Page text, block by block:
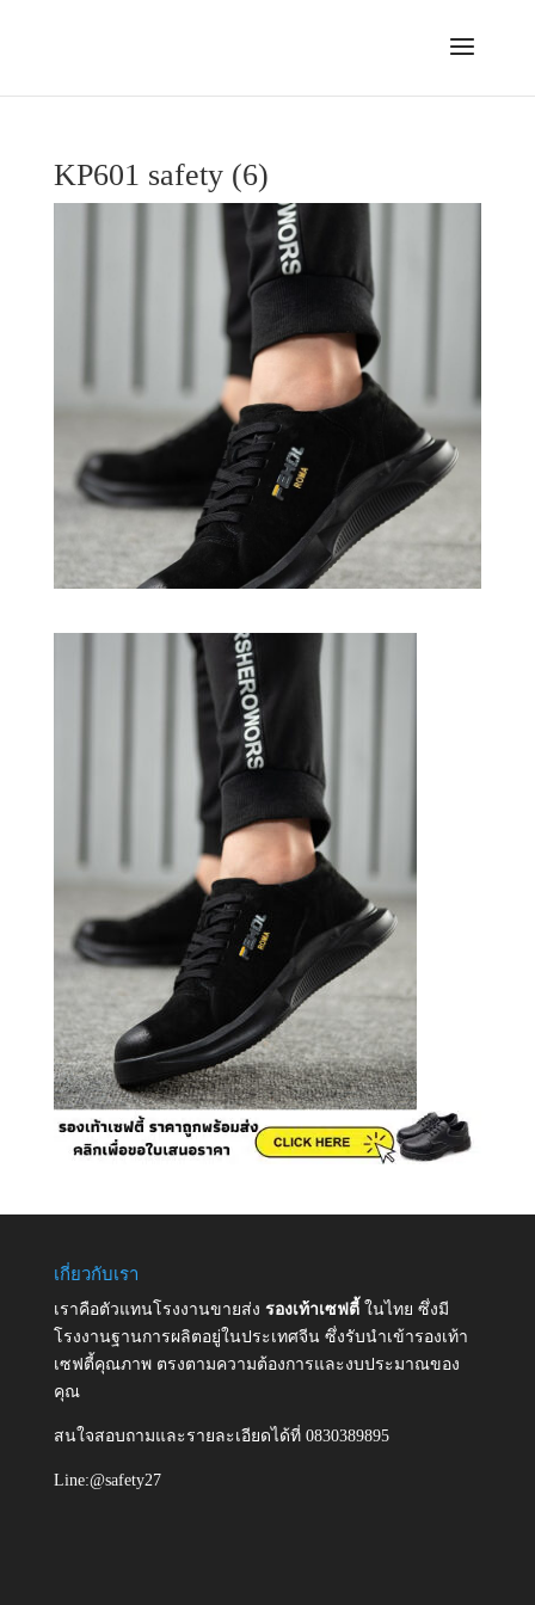
KP601 safety (6)
เกี่ยวกับเรา
เราคือตัวแทนโรงงานขายส่ง รองเท้าเซฟตี้ ในไทย ซึ่งมี
โรงงานฐานการผลิตอยู่ในประเทศจีน ซึ่งรับนำเข้ารองเท้า
เซฟตี้คุณภาพ ตรงตามความต้องการและงบประมาณของ
คุณ
สนใจสอบถามและรายละเอียดได้ที่ 0830389895
Line:@safety27